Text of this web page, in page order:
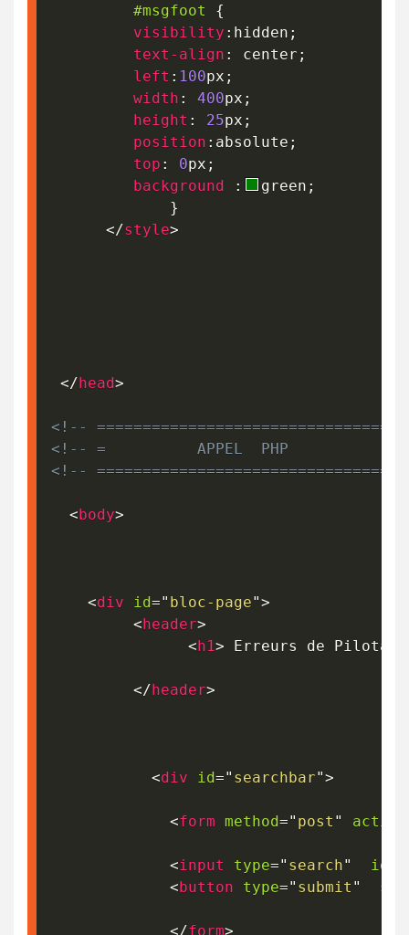
#msgfoot
{
visibility : hidden ;
text-align : center ;
left : 100px ;
width : 400px ;
height : 25px ;
position : absolute ;
top : 0px ;
background
: green ;
}
</style>
</head>
<!--
<!-- =          APPEL  PHP
<!--
<body>
<div id=" bloc-page">
<header>
<h1> Erreurs de
</header>
<div id=" searchbar">
<form method=" post " action
<input type=" search" id
<button type=" submit "
</form>